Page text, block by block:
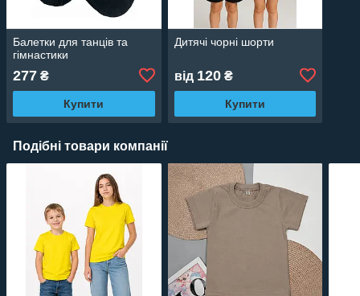
Балетки для танців та
гімнастики
277 ₴
Купити
Дитячі чорні шорти
від 120₴
Купити
Подібні товари компанії